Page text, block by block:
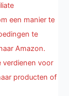
een manier te
te
Amazon.
verdienen voor
producten of